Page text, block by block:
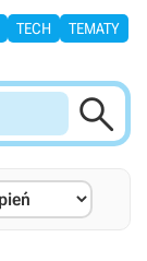
TECH TEMATY
